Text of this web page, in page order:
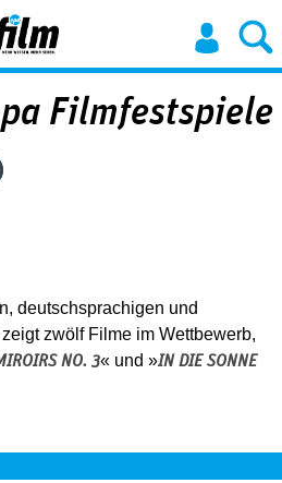
to Navigation
Filmfestspiele
deutschsprachigen und
zwölf Filme im Wettbewerb,
NO. 3« und »IN DIE SONNE